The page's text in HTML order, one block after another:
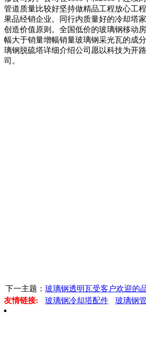
管道质量比较好坚持做精品工程放心工
果品经销企业。同行内质量好的冷却塔
创造价值原则。全国低价的玻璃钢移动
幅大于销量增幅销量玻璃钢采光瓦的成
璃钢脱硫塔详细介绍公司愿以科技为开
司。
下一主题： 玻璃钢透明瓦受客户欢迎的
友情链接:
玻璃钢冷却塔配件 玻璃钢